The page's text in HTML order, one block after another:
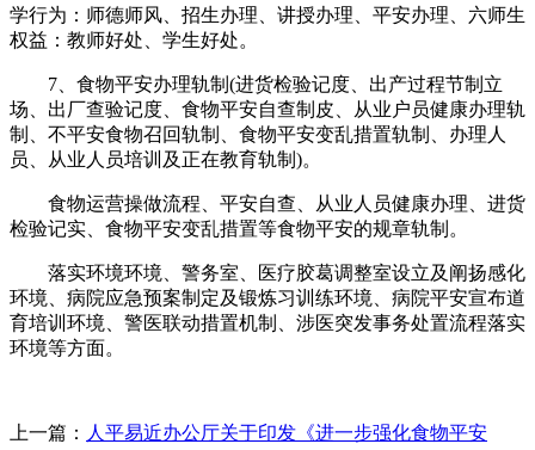
学行为：师德师风、招生办理、讲授办理、平安办理、六师生
权益：教师好处、学生好处。
7、食物平安办理轨制(进货检验记度、出产过程节制立
场、出厂查验记度、食物平安自查制皮、从业户员健康办理轨
制、不平安食物召回轨制、食物平安变乱措置轨制、办理人
员、从业人员培训及正在教育轨制)。
食物运营操做流程、平安自查、从业人员健康办理、进货
检验记实、食物平安变乱措置等食物平安的规章轨制。
落实环境环境、警务室、医疗胶葛调整室设立及阐扬感化
环境、病院应急预案制定及锻炼习训练环境、病院平安宣布道
育培训环境、警医联动措置机制、涉医突发事务处置流程落实
环境等方面。
上一篇： 人平易近办公厅关于印发《进一步强化食物平安